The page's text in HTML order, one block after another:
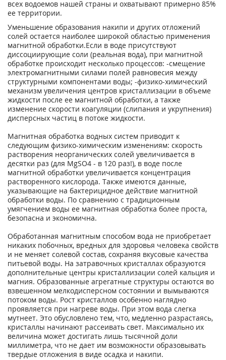
всех водоемов нашей страны и охватывают примерно 85%
ее территории.
Уменьшение образования накипи и других отложений
солей остается наиболее широкой областью применения
магнитной обработки.Если в воде присутствуют
диссоциирующие соли (реальная вода), при магнитной
обработке происходит несколько процессов: -смещение
электромагнитными силами полей равновесия между
структурными компонентами воды; -физико-химический
механизм увеличения центров кристаллизации в объеме
жидкости после ее магнитной обработки, а также
изменение скорости коагуляции (слипания и укрупнения)
дисперсных частиц в потоке жидкости.
Магнитная обработка водных систем приводит к
следующим физико-химическим изменениям: скорость
растворения неорганических солей увеличивается в
десятки раз (для MgSO4 - в 120 раз!), в воде после
магнитной обработки увеличивается концентрация
растворенного кислорода. Также имеются данные,
указывающие на бактерицидное действие магнитной
обработки воды. По сравнению с традиционным
умягчением воды ее магнитная обработка более проста,
безопасна и экономична.
Обработанная магнитным способом вода не приобретает
никаких побочных, вредных для здоровья человека свойств
и не меняет солевой состав, сохраняя вкусовые качества
питьевой воды. На затравочных кристаллах образуются
дополнительные центры кристаллизации солей кальция и
магния. Образованные агрегатные структуры остаются во
взвешенном мелкодисперсном состоянии и вымываются
потоком воды. Рост кристаллов особенно наглядно
проявляется при нагреве воды. При этом вода слегка
мутнеет. Это обусловлено тем, что, медленно разрастаясь,
кристаллы начинают рассеивать свет. Максимально их
величина может достигать лишь тысячной доли
миллиметра, что не дает им возможности образовывать
твердые отложения в виде осадка и накипи.